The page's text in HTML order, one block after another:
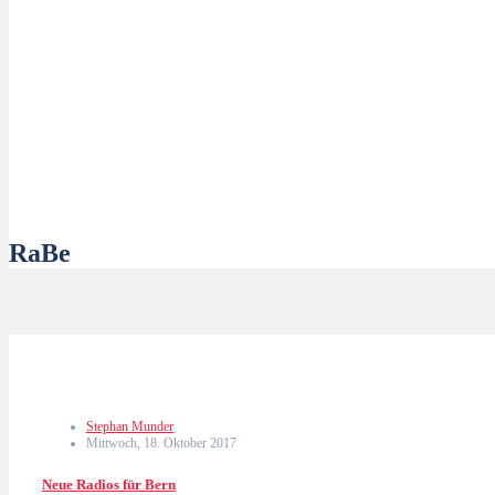
RaBe
Stephan Munder
Mittwoch, 18. Oktober 2017
Neue Radios für Bern